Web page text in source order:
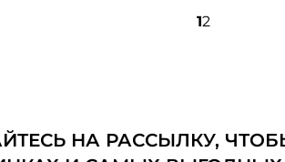
12
НА РАССЫЛКУ,